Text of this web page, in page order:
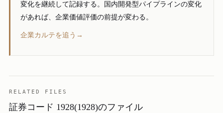
変化を継続して記録する。国内開発型パイプラインの変化
があれば、企業価値評価の前提が変わる。
企業カルテを追う→
RELATED FILES
証券コード 1928(1928)のファイル